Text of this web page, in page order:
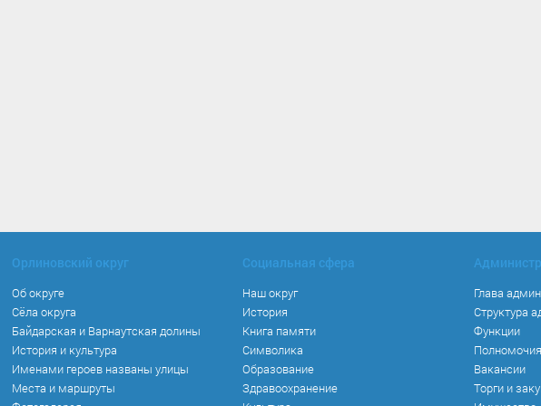
Орлиновский округ
Об округе
Сёла округа
Байдарская и Варнаутская долины
История и культура
Именами героев названы улицы
Места и маршруты
Социальная сфера
Наш округ
История
Книга памяти
Символика
Образование
Здравоохранение
Глава
Структура
Функции
Полномочия
Вакансии
Торги и